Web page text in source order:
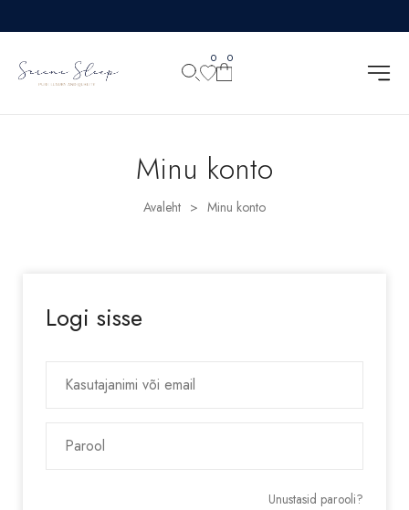
0 0
Minu konto
Avaleht > Minu konto
Logi sisse
Unustasid parooli?